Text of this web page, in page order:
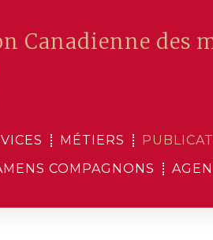
Canadienne des
MÉTIERS
COMPAGNONS